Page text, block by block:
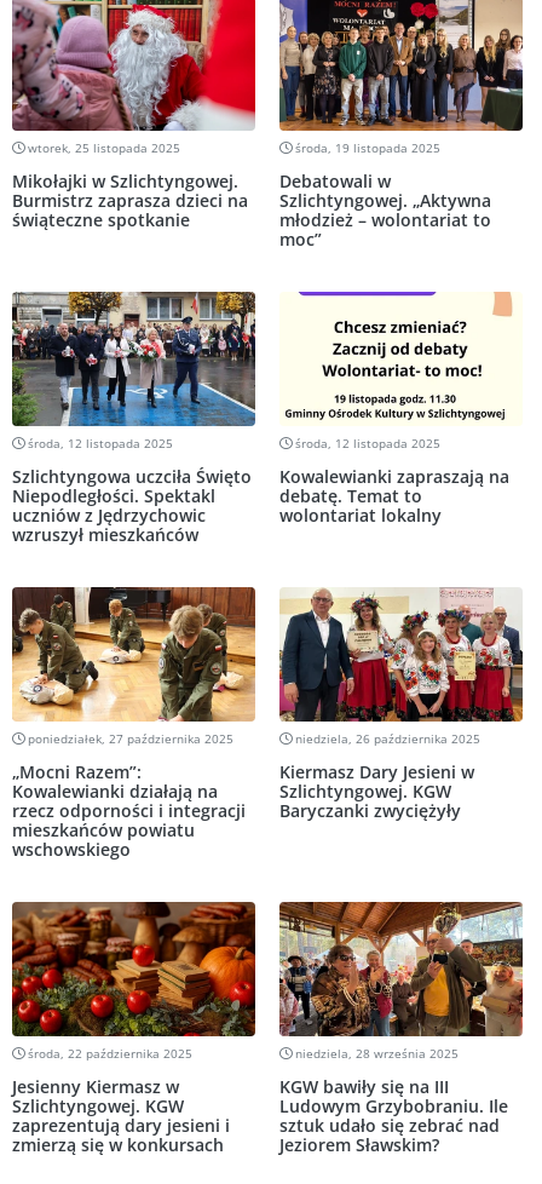
wtorek, 25 listopada 2025
Mikołajki w Szlichtyngowej.
Burmistrz zaprasza dzieci na
świąteczne spotkanie
środa, 19 listopada 2025
Debatowali w
Szlichtyngowej. „Aktywna
młodzież – wolontariat to
moc”
środa, 12 listopada 2025
Szlichtyngowa uczciła Święto
Niepodległości. Spektakl
uczniów z Jędrzychowic
wzruszył mieszkańców
środa, 12 listopada 2025
Kowalewianki zapraszają na
debatę. Temat to
wolontariat lokalny
poniedziałek, 27 października 2025
„Mocni Razem”:
Kowalewianki działają na
rzecz odporności i integracji
mieszkańców powiatu
wschowskiego
niedziela, 26 października 2025
Kiermasz Dary Jesieni w
Szlichtyngowej. KGW
Baryczanki zwyciężyły
środa, 22 października 2025
Jesienny Kiermasz w
Szlichtyngowej. KGW
zaprezentują dary jesieni i
zmierzą się w konkursach
niedziela, 28 września 2025
KGW bawiły się na III
Ludowym Grzybobraniu. Ile
sztuk udało się zebrać nad
Jeziorem Sławskim?